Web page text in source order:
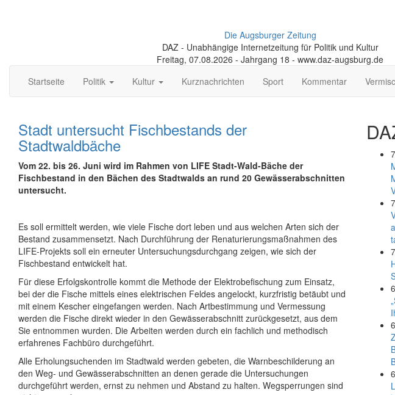
Die Augsburger Zeitung
DAZ - Unabhängige Internetzeitung für Politik und Kultur
Freitag, 07.08.2026 - Jahrgang 18 - www.daz-augsburg.de
Startseite
Politik Kultur Kurznachrichten Sport Kommentar
Stadt untersucht Fischbestands der
Stadtwaldbäche
Vom 22. bis 26. Juni wird im Rahmen von LIFE Stadt-Wald-Bäche der
Fischbestand in den Bächen des Stadtwalds an rund 20 Gewässerabschnitten
untersucht.
Es soll ermittelt werden, wie viele Fische dort leben und aus welchen Arten sich der
Bestand zusammensetzt. Nach Durchführung der Renaturierungsmaßnahmen des
LIFE-Projekts soll ein erneuter Untersuchungsdurchgang zeigen, wie sich der
Fischbestand entwickelt hat.
Für diese Erfolgskontrolle kommt die Methode der Elektrobefischung zum Einsatz,
bei der die Fische mittels eines elektrischen Feldes angelockt, kurzfristig betäubt und
mit einem Kescher eingefangen werden. Nach Artbestimmung und Vermessung
werden die Fische direkt wieder in den Gewässerabschnitt zurückgesetzt, aus dem
Sie entnommen wurden. Die Arbeiten werden durch ein fachlich und methodisch
erfahrenes Fachbüro durchgeführt.
Alle Erholungsuchenden im Stadtwald werden gebeten, die Warnbeschilderung an
den Weg- und Gewässerabschnitten an denen gerade die Untersuchungen
durchgeführt werden, ernst zu nehmen und Abstand zu halten. Wegsperrungen sind